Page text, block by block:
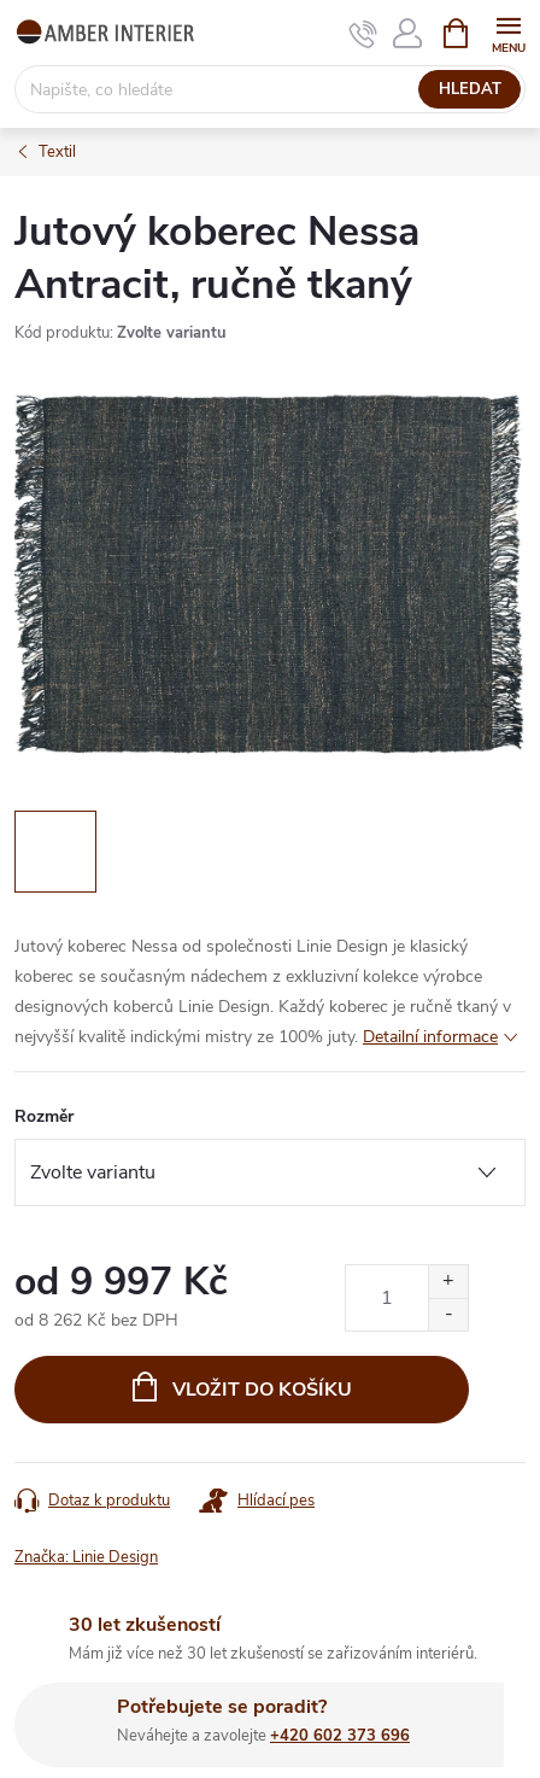
Přejít
obsah
HLEDAT
NÁKUPNÍ
KOŠÍK
Textil
Jutový koberec Nessa
Antracit, ručně tkaný
Kód produktu: Zvolte variantu
Jutový koberec Nessa od společnosti Linie Design je klasický
koberec se současným nádechem z exkluzivní kolekce výrobce
designových koberců Linie Design. Každý koberec je ručně tkaný v
nejvyšší kvalitě indickými mistry ze 100% juty. Detailní informace
Rozměr
od 9 997 Kč
od 8 262 Kč bez DPH
cena:
VLOŽIT DO KOŠÍKU
Dotaz k produktu Hlídací pes
Značka: Linie Design
30 let zkušeností
Mám již více než 30 let zkušeností se zařizováním interiérů.
Potřebujete se poradit?
Neváhejte a zavolejte+420 602 373 696